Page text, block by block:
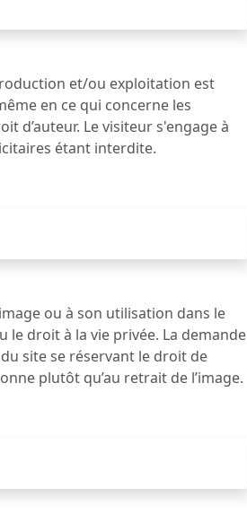
et/ou exploitation est
en ce qui concerne les
d’auteur. Le visiteur s'engage à
étant interdite.
ou à son utilisation dans le
droit à la vie privée. La demande
site se réservant le droit de
plutôt qu’au retrait de l’image.